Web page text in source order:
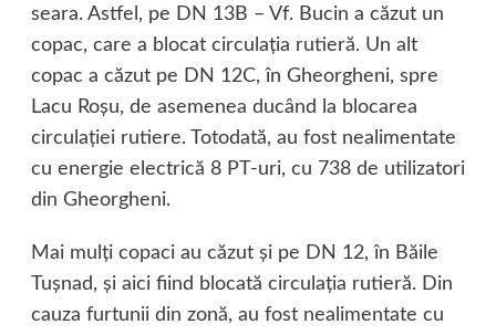
seara. Astfel, pe DN 13B – Vf. Bucin a căzut un
copac, care a blocat circulația rutieră. Un alt
copac a căzut pe DN 12C, în Gheorgheni, spre
Lacu Roșu, de asemenea ducând la blocarea
circulației rutiere. Totodată, au fost nealimentate
cu energie electrică 8 PT-uri, cu 738 de utilizatori
din Gheorgheni.
Mai mulți copaci au căzut și pe DN 12, în Băile
Tușnad, și aici fiind blocată circulația rutieră. Din
cauza furtunii din zonă, au fost nealimentate cu